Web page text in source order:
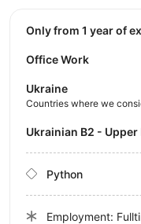
Only from 1 year of
Office Work
Ukraine
Countries where we
Ukrainian B2 -
Python
Employment: